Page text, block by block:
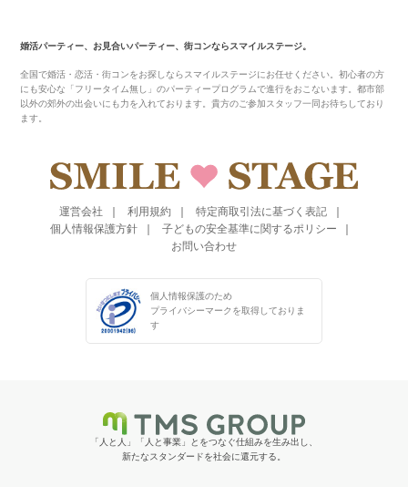
婚活パーティー、お見合いパーティー、街コンならスマイルステージ。
全国で婚活・恋活・街コンをお探しならスマイルステージにお任せください。初心者の方
にも安心な「フリータイム無し」のパーティープログラムで進行をおこないます。都市部
以外の郊外の出会いにも力を入れております。貴方のご参加スタッフ一同お待ちしており
ます。
運営会社 利用規約
特定商取引法に基づく表記
個人情報保護方針
子どもの安全基準に関するポリシー
お問い合わせ
個人情報保護のため
プライバシーマークを取得しておりま
す
「人と人」「人と事業」とをつなぐ仕組みを生み出し、
新たなスタンダードを社会に還元する。